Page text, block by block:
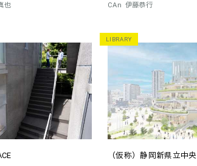
也 CAn 伊藤恭行
LIBRARY
（仮称）静岡新県立中